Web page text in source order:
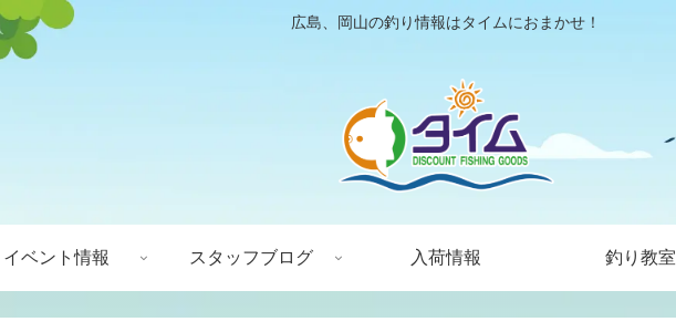
広島、岡山の釣り情報はタイムにおまかせ！
イベント情報 スタッフブログ 入荷情報 釣り教室